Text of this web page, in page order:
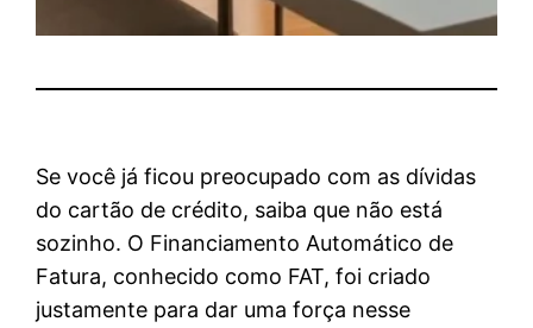
Se você já ficou preocupado com as dívidas
do cartão de crédito, saiba que não está
sozinho. O Financiamento Automático de
Fatura, conhecido como FAT, foi criado
justamente para dar uma força nesse